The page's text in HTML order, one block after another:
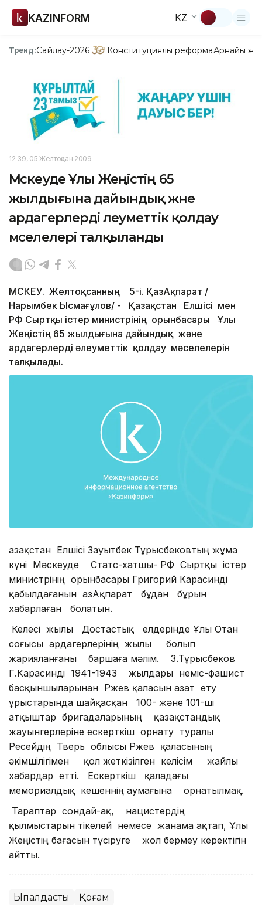
KAZINFORM KZ
Тренд:Сайлау-2026 Конституциялық реформаАрнайы
12:39, 05 Желтоқсан 2009
Мәскеуде Ұлы Жеңістің 65
жылдығына дайындық және
ардагерлерді әлеуметтік қолдау
мәселелері талқыланды
МӘСКЕУ. Желтоқсанның 5-і. ҚазАқпарат /
Нарымбек Ысмағұлов/ - Қазақстан Елшісі мен
РФ Сыртқы істер министрінің орынбасары Ұлы
Жеңістің 65 жылдығына дайындық және
ардагерлерді әлеуметтік қолдау мәселелерін
талқылады.
Қазақстан Елшісі Зауытбек Тұрысбековтың жұма
күні Мәскеуде Статс-хатшы- РФ Сыртқы істер
министрінің орынбасары Григорий Карасинді
қабылдағанын ҚазАқпарат бұдан бұрын
хабарлаған болатын.
Келесі жылы Достастық елдерінде Ұлы Отан
соғысы ардагерлерінің жылы болып
жарияланғаны баршаға мәлім. З.Тұрысбеков
Г.Карасинді 1941-1943 жылдары неміс-фашист
басқыншыларынан Ржев қаласын азат ету
ұрыстарында шайқасқан 100- және 101-ші
атқыштар бригадаларының қазақстандық
жауынгерлеріне ескерткіш орнату туралы
Ресейдің Тверь облысы Ржев қаласының
әкімшілігімен қол жеткізілген келісім жайлы
хабардар етті. Ескерткіш қаладағы
мемориалдық кешеннің аумағына орнатылмақ.
Тараптар сондай-ақ, нацистердің
қылмыстарын тікелей немесе жанама ақтап, Ұлы
Жеңістің бағасын түсіруге жол бермеу керектігін
айтты.
Ықпалдастық Қоғам